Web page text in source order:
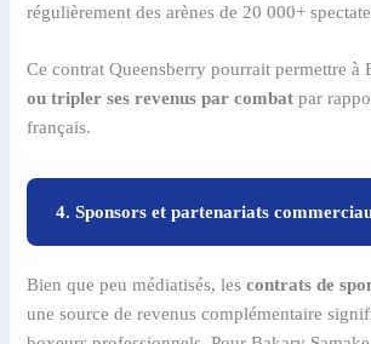
régulièrement des arènes de 20 000+
Ce contrat Queensberry pourrait permettre à
ou tripler ses revenus par combat par
français.
4. Sponsors et partenariats
Bien que peu médiatisés, lescontrats de
une source de revenus complémentaire